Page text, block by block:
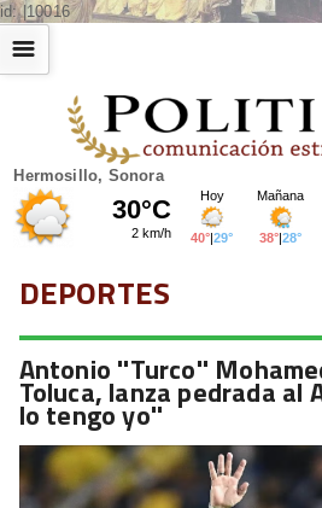
id: |10016
Hermosillo, Sonora
☰
DEPORTES
Antonio ''Turco''
Toluca, lanza pedrada al
lo tengo yo''